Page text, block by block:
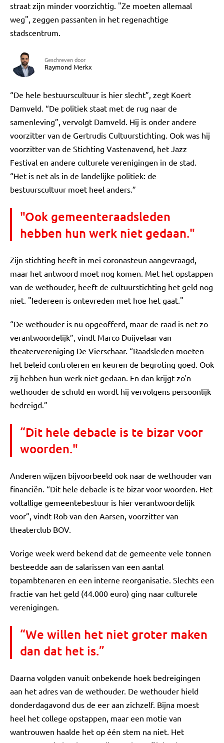
straat zijn minder voorzichtig. "Ze moeten allemaal
weg", zeggen passanten in het regenachtige
stadscentrum.
Geschreven door
Raymond Merkx
“De hele bestuurscultuur is hier slecht”, zegt Koert
Damveld. “De politiek staat met de rug naar de
samenleving”, vervolgt Damveld. Hij is onder andere
voorzitter van de Gertrudis Cultuurstichting. Ook was hij
voorzitter van de Stichting Vastenavend, het Jazz
Festival en andere culturele verenigingen in de stad.
“Het is net als in de landelijke politiek: de
bestuurscultuur moet heel anders.”
"Ook gemeenteraadsleden
hebben hun werk niet gedaan."
Zijn stichting heeft in mei coronasteun aangevraagd,
maar het antwoord moet nog komen. Met het opstappen
van de wethouder, heeft de cultuurstichting het geld nog
niet. "Iedereen is ontevreden met hoe het gaat."
“De wethouder is nu opgeofferd, maar de raad is net zo
verantwoordelijk”, vindt Marco Duijvelaar van
theatervereniging De Vierschaar. “Raadsleden moeten
het beleid controleren en keuren de begroting goed. Ook
zij hebben hun werk niet gedaan. En dan krijgt zo'n
wethouder de schuld en wordt hij vervolgens persoonlijk
bedreigd.”
“Dit hele debacle is te bizar voor
woorden."
Anderen wijzen bijvoorbeeld ook naar de wethouder van
financiën. “Dit hele debacle is te bizar voor woorden. Het
voltallige gemeentebestuur is hier verantwoordelijk
voor”, vindt Rob van den Aarsen, voorzitter van
theaterclub BOV.
Vorige week werd bekend dat de gemeente vele tonnen
besteedde aan de salarissen van een aantal
topambtenaren en een interne reorganisatie. Slechts een
fractie van het geld (44.000 euro) ging naar culturele
verenigingen.
“We willen het niet groter maken
dan dat het is.”
Daarna volgden vanuit onbekende hoek bedreigingen
aan het adres van de wethouder. De wethouder hield
donderdagavond dus de eer aan zichzelf. Bijna moest
heel het college opstappen, maar een motie van
wantrouwen haalde het op één stem na niet. Het